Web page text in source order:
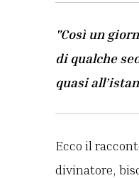
"Così un
di qualche
quasi
Ecco il
divinatore,